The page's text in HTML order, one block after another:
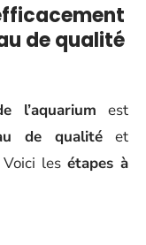
de qualité
l’aquarium est
de qualité et
les étapes à